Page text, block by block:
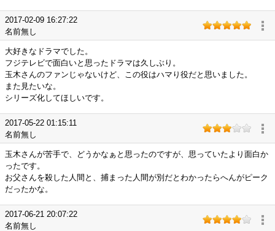
2017-02-09 16:27:22
名前無し
大好きなドラマでした。
フジテレビで面白いと思ったドラマは久しぶり。
玉木さんのファンじゃないけど、この役はハマり役だと思いました。
また見たいな。
シリーズ化してほしいです。
2017-05-22 01:15:11
名前無し
玉木さんが苦手で、どうかなぁと思ったのですが、思っていたより面白か
ったです。
お父さんを殺した人間と、捕まった人間が別だとわかったらへんがピーク
だったかな。
2017-06-21 20:07:22
名前無し